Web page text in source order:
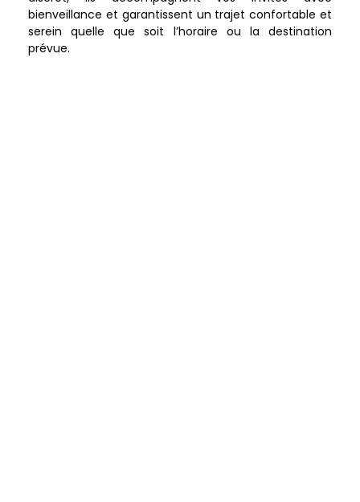
bienveillance et garantissent un trajet confortable et
serein quelle que soit l’horaire ou la destination
prévue.